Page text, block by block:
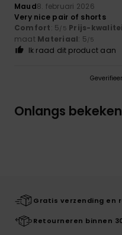
Maud8. februari 2026
Very nice pair of shorts
Comfort: 5/5 Prijs-
maat Materiaal: 5/5
Ik raad dit product aan
Onlangs bekeken
Gratis verzending en
Retourneren binnen